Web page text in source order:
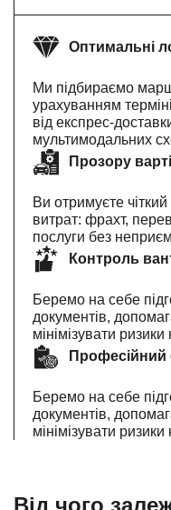
Оптимальні
Ми підбираємо
урахуванням
від експрес-
мультимодальних
Прозору
Ви отримуєте чіткий
витрат: фрахт,
послуги без
Контроль
Беремо на себе
документів,
мінімізувати ризики
Професійний
Беремо на себе
документів,
мінімізувати ризики
Від чого